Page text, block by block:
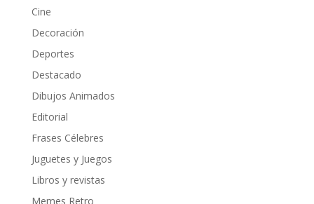
Cine
Decoración
Deportes
Destacado
Dibujos Animados
Editorial
Frases Célebres
Juguetes y Juegos
Libros y revistas
Memes Retro